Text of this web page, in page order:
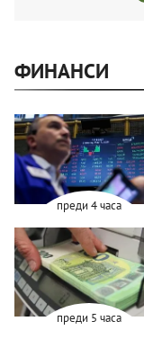
ФИНАНСИ
преди 4 часа
преди 5 часа